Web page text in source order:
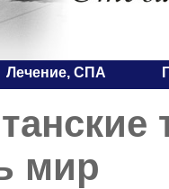
Лечение, СПА
мир